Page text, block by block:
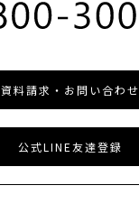
資料請求・お問い合わせ
公式LINE友達登録